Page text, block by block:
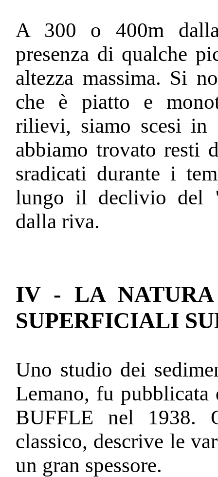
A 300 o 400m
presenza di qualche
altezza massima. Si
che è piatto e
rilievi, siamo scesi
abbiamo trovato resti
sradicati durante i
lungo il declivio del
dalla riva.
IV - LA
SUPERFICIALI
Uno studio dei
Lemano, fu
BUFFLE nel 1938.
classico, descrive le
un gran spessore.